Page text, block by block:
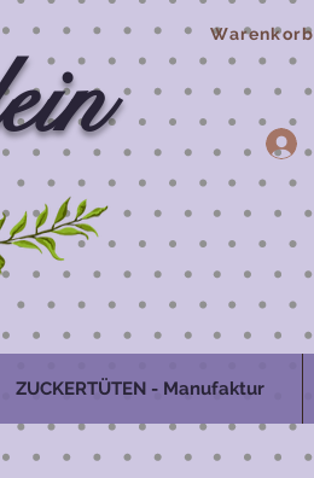
Warenkorb
ZUCKERTÜTEN - Manufaktur